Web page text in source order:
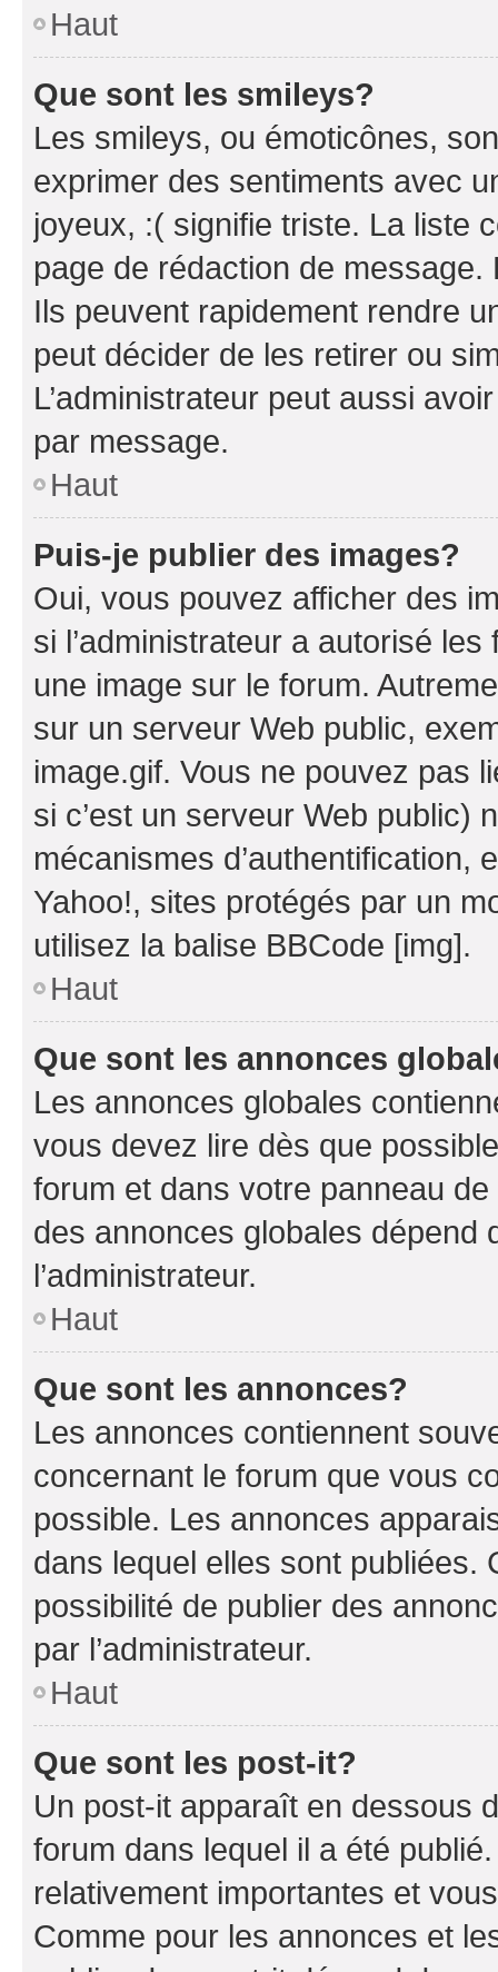
Haut
Que sont les smileys?
Les smileys, ou émoticônes,
exprimer des sentiments avec
joyeux, :( signifie triste. La liste
page de rédaction de
Ils peuvent rapidement rendre
peut décider de les retirer ou
L’administrateur peut aussi
par message.
Haut
Puis-je publier des images?
Oui, vous pouvez afficher des
si l’administrateur a autorisé
une image sur le forum.
sur un serveur Web public,
image.gif. Vous ne pouvez pas
si c’est un serveur Web public)
mécanismes d’authentification,
Yahoo!, sites protégés par un
utilisez la balise BBCode [img].
Haut
Que sont les annonces
Les annonces globales
vous devez lire dès que
forum et dans votre panneau
des annonces globales dépend
l’administrateur.
Haut
Que sont les annonces?
Les annonces contiennent
concernant le forum que vous
possible. Les annonces
dans lequel elles sont publiées.
possibilité de publier des
par l’administrateur.
Haut
Que sont les post-it?
Un post-it apparaît en dessous
forum dans lequel il a été
relativement importantes et
Comme pour les annonces et